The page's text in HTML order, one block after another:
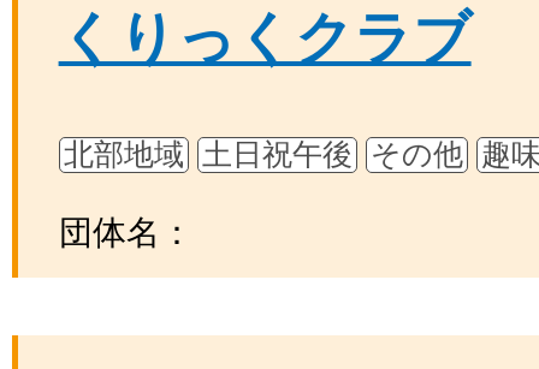
くりっくクラブ
北部地域 土日祝午後 その他 趣
団体名：